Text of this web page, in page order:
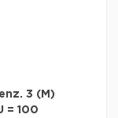
3 (M)
= 100